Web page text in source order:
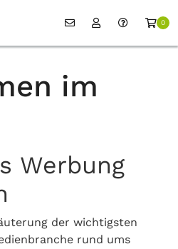
0
im
Werbung
der wichtigsten
rund ums